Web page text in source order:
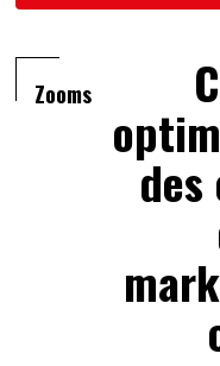
Zooms
des